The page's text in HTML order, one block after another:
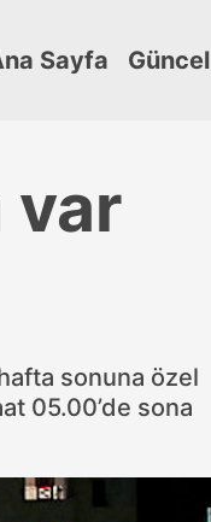
Sayfa Güncel
var
sonuna özel
05.00’de sona